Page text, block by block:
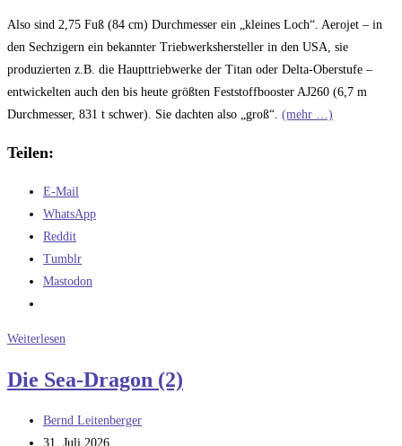
Also sind 2,75 Fuß (84 cm) Durchmesser ein „kleines Loch“. Aerojet – in
den Sechzigern ein bekannter Triebwerkshersteller in den USA, sie
produzierten z.B. die Haupttriebwerke der Titan oder Delta-Oberstufe –
entwickelten auch den bis heute größten Feststoffbooster AJ260 (6,7 m
Durchmesser, 831 t schwer). Sie dachten also „groß“. (mehr …)
Teilen:
E-Mail
WhatsApp
Reddit
Tumblr
Mastodon
Weiterlesen
Dragon
Die Sea-Dragon (2)
Beitrags-
Autor:
Bernd Leitenberger
Beitrag
31. Juli 2026